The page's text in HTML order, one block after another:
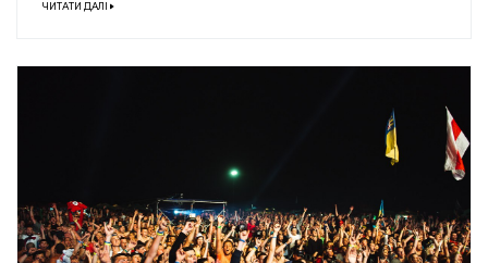
ЧИТАТИ ДАЛІ